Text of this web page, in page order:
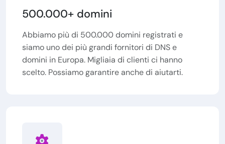
500.000+ domini
Abbiamo più di 500.000 domini registrati e
siamo uno dei più grandi fornitori di DNS e
domini in Europa. Migliaia di clienti ci hanno
scelto. Possiamo garantire anche di aiutarti.